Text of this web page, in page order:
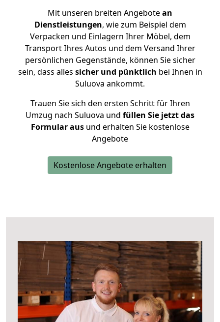
Mit unseren breiten Angebotean
Dienstleistungen, wie zum Beispiel dem
Verpacken und Einlagern Ihrer Möbel, dem
Transport Ihres Autos und dem Versand Ihrer
persönlichen Gegenstände, können Sie sicher
sein, dass alles sicher und pünktlich bei Ihnen in
Suluova ankommt.
Trauen Sie sich den ersten Schritt für Ihren
Umzug nach Suluova und füllen Sie jetzt das
Formular ausund erhalten Sie kostenlose
Angebote
Kostenlose Angebote erhalten